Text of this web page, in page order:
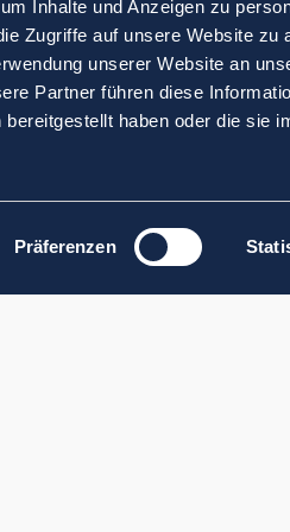
Inhalte und Anzeigen zu
Zugriffe auf unsere Website zu
unserer Website an
Partner führen diese
haben oder die sie
Präferenzen